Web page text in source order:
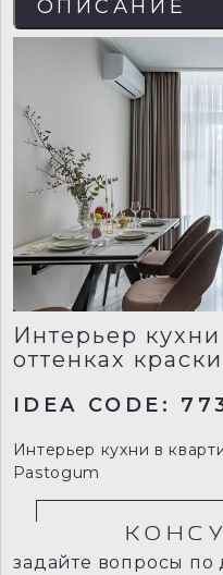
ОПИСАНИЕ
Интерьер
оттенках
IDEA CODE:
Интерьер кухни в
Pastogum
задайте вопросы по